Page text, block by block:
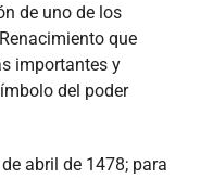
de uno de los
que
importantes y
del poder
abril de 1478; para